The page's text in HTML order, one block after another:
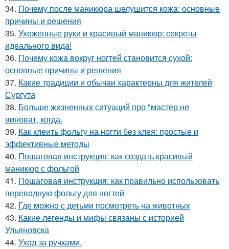
34. Почему после маникюра шелушится кожа: основные
причины и решения
35. Ухоженные руки и красивый маникюр: секреты
идеального вида!
36. Почему кожа вокруг ногтей становится сухой:
основные причины и решения
37. Какие традиции и обычаи характерны для жителей
Сургута
38. Больше жизненных ситуаций про "мастер не
виноват, когда.
39. Как клеить фольгу на ногти без клея: простые и
эффективные методы
40. Пошаговая инструкция: как создать красивый
маникюр с фольгой
41. Пошаговая инструкция: как правильно использовать
переводную фольгу для ногтей
42. Где можно с детьми посмотреть на животных
43. Какие легенды и мифы связаны с историей
Ульяновска
44. Уход за ручками.